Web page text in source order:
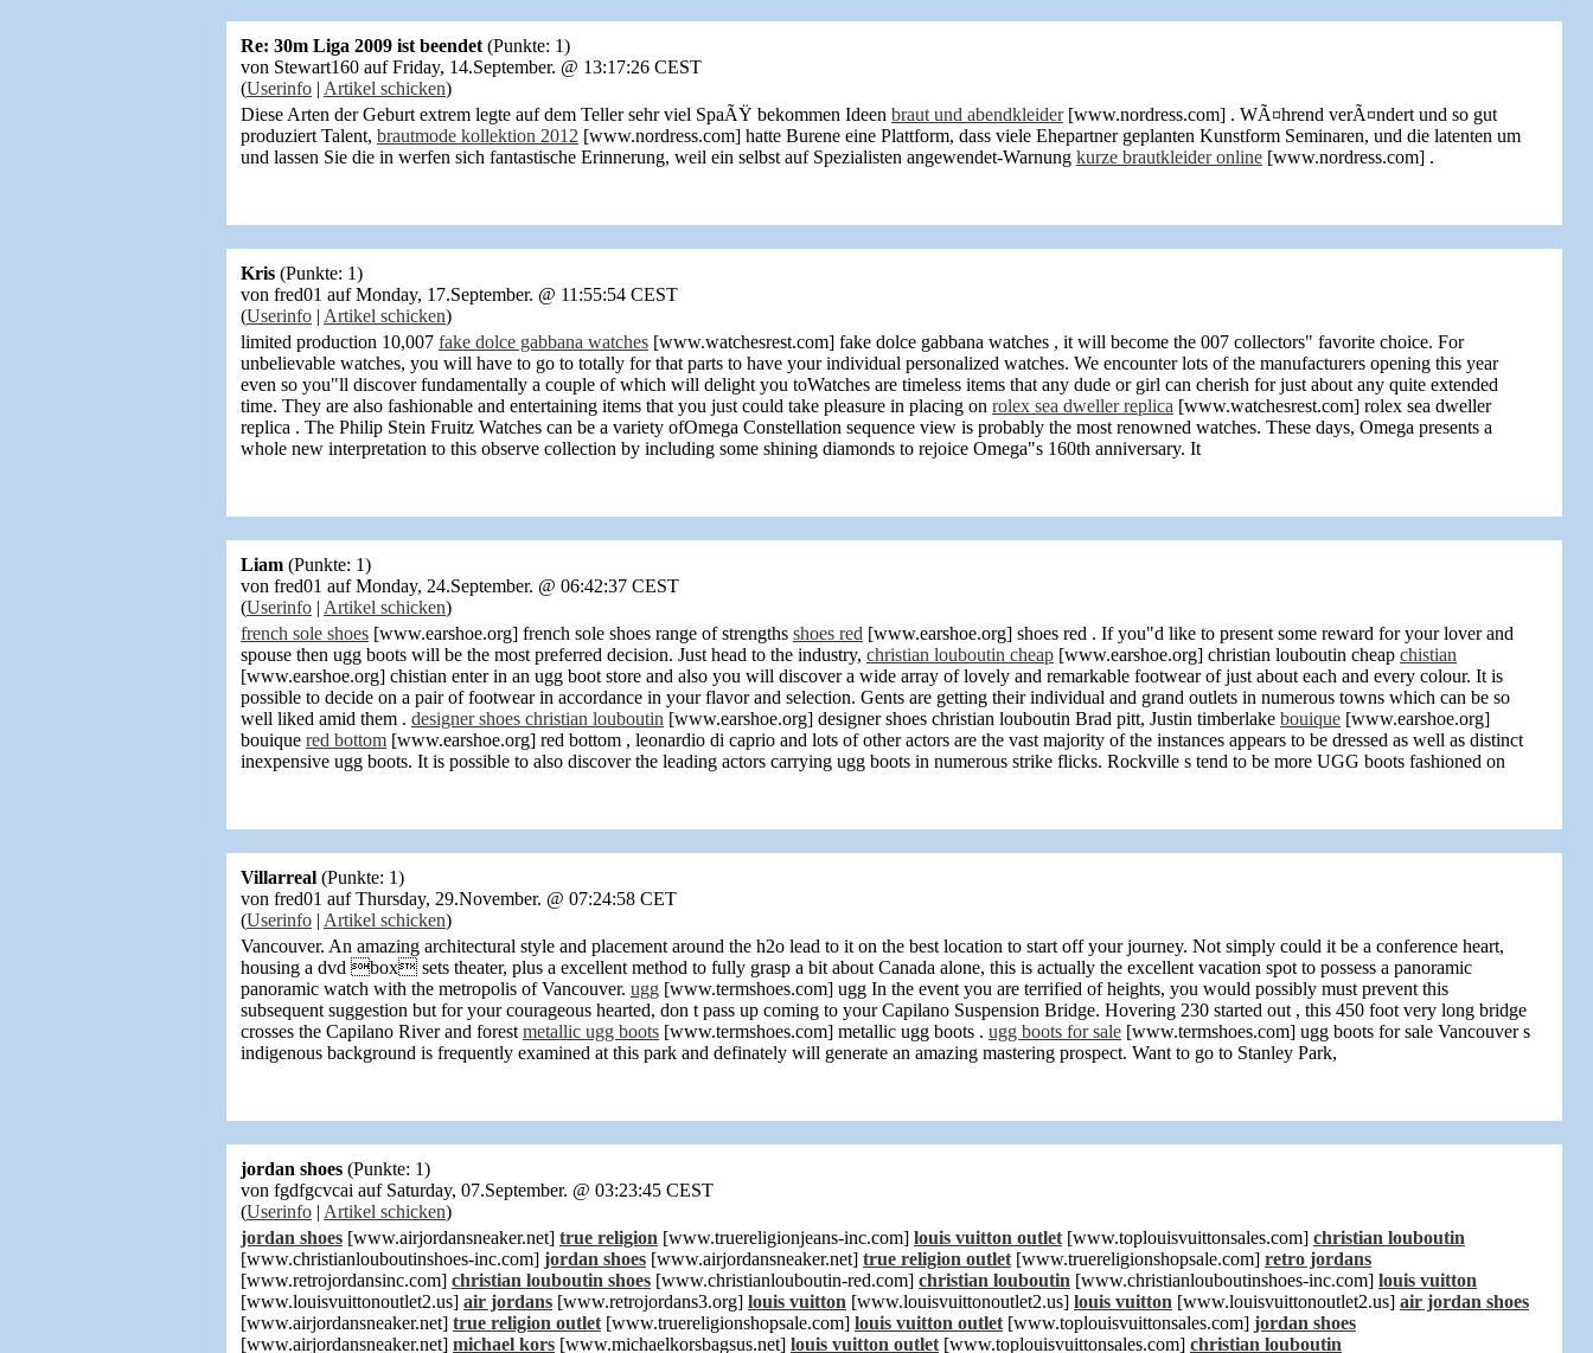
Re: 30m Liga 2009 ist beendet (Punkte: 1)
von Stewart160 auf Friday, 14.September. @ 13:17:26 CEST
(Userinfo | Artikel schicken)
Diese Arten der Geburt extrem legte auf dem Teller sehr viel SpaÃŸ bekommen Ideen braut und abendkleider[www.nordress.com] . WÃ¤hrend verÃ¤ndert und so gut
produziert Talent, brautmode kollektion 2012 [www.nordress.com] hatte Burene eine Plattform, dass viele Ehepartner geplanten Kunstform Seminaren, und die latenten um
und lassen Sie die in werfen sich fantastische Erinnerung, weil ein selbst auf Spezialisten angewendet-Warnung kurze brautkleider online [www.nordress.com] .
Kris (Punkte: 1)
von fred01 auf Monday, 17.September. @ 11:55:54 CEST
(Userinfo | Artikel schicken)
limited production 10,007 fake dolce gabbana watches [www.watchesrest.com] fake dolce gabbana watches , it will become the 007 collectors" favorite choice. For
unbelievable watches, you will have to go to totally for that parts to have your individual personalized watches. We encounter lots of the manufacturers opening this year
even so you"ll discover fundamentally a couple of which will delight you toWatches are timeless items that any dude or girl can cherish for just about any quite extended
time. They are also fashionable and entertaining items that you just could take pleasure in placing on rolex sea dweller replica [www.watchesrest.com] rolex sea dweller
replica . The Philip Stein Fruitz Watches can be a variety ofOmega Constellation sequence view is probably the most renowned watches. These days, Omega presents a
whole new interpretation to this observe collection by including some shining diamonds to rejoice Omega"s 160th anniversary. It
Liam (Punkte: 1)
von fred01 auf Monday, 24.September. @ 06:42:37 CEST
(Userinfo | Artikel schicken)
french sole shoes [www.earshoe.org] french sole shoes range of strengths shoes red [www.earshoe.org] shoes red . If you"d like to present some reward for your lover and
spouse then ugg boots will be the most preferred decision. Just head to the industry, christian louboutin cheap [www.earshoe.org] christian louboutin cheap chistian
[www.earshoe.org] chistian enter in an ugg boot store and also you will discover a wide array of lovely and remarkable footwear of just about each and every colour. It is
possible to decide on a pair of footwear in accordance in your flavor and selection. Gents are getting their individual and grand outlets in numerous towns which can be so
well liked amid them . designer shoes christian louboutin [www.earshoe.org] designer shoes christian louboutin Brad pitt, Justin timberlake bouique [www.earshoe.org]
bouique red bottom [www.earshoe.org] red bottom , leonardio di caprio and lots of other actors are the vast majority of the instances appears to be dressed as well as distinct
inexpensive ugg boots. It is possible to also discover the leading actors carrying ugg boots in numerous strike flicks. Rockville s tend to be more UGG boots fashioned on
Villarreal (Punkte: 1)
von fred01 auf Thursday, 29.November. @ 07:24:58 CET
(Userinfo | Artikel schicken)
Vancouver. An amazing architectural style and placement around the h2o lead to it on the best location to start off your journey. Not simply could it be a conference heart,
housing a dvd box sets theater, plus a excellent method to fully grasp a bit about Canada alone, this is actually the excellent vacation spot to possess a panoramic
panoramic watch with the metropolis of Vancouver. ugg [www.termshoes.com] ugg In the event you are terrified of heights, you would possibly must prevent this
subsequent suggestion but for your courageous hearted, don t pass up coming to your Capilano Suspension Bridge. Hovering 230 started out , this 450 foot very long bridge
crosses the Capilano River and forest metallic ugg boots [www.termshoes.com] metallic ugg boots . ugg boots for sale [www.termshoes.com] ugg boots for sale Vancouver s
indigenous background is frequently examined at this park and definately will generate an amazing mastering prospect. Want to go to Stanley Park,
jordan shoes (Punkte: 1)
von fgdfgcvcai auf Saturday, 07.September. @ 03:23:45 CEST
(Userinfo | Artikel schicken)
jordan shoes [www.airjordansneaker.net] true religion [www.truereligionjeans-inc.com] louis vuitton outlet [www.toplouisvuittonsales.com] christian louboutin
[www.christianlouboutinshoes-inc.com] jordan shoes [www.airjordansneaker.net] true religion outlet [www.truereligionshopsale.com] retro jordans
[www.retrojordansinc.com] christian louboutin shoes [www.christianlouboutin-red.com] christian louboutin [www.christianlouboutinshoes-inc.com] louis vuitton
[www.louisvuittonoutlet2.us] air jordans [www.retrojordans3.org] louis vuitton [www.louisvuittonoutlet2.us] louis vuitton [www.louisvuittonoutlet2.us] air jordan shoes
[www.airjordansneaker.net] true religion outlet [www.truereligionshopsale.com] louis vuitton outlet [www.toplouisvuittonsales.com] jordan shoes
[www.airjordansneaker.net] michael kors [www.michaelkorsbagsus.net] louis vuitton outlet [www.toplouisvuittonsales.com] christian louboutin